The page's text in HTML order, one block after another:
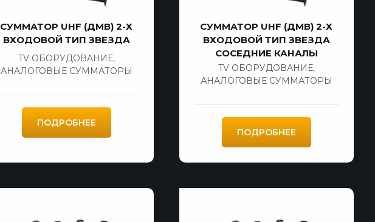
СУММАТОР UHF (ДМВ) 2-Х
ВХОДОВОЙ ТИП ЗВЕЗДА
TV ОБОРУДОВАНИЕ,
АНАЛОГОВЫЕ СУММАТОРЫ
ПОДРОБНЕЕ
СУММАТОР UHF (ДМВ) 2-Х
ВХОДОВОЙ ТИП ЗВЕЗДА
СОСЕДНИЕ КАНАЛЫ
TV ОБОРУДОВАНИЕ,
АНАЛОГОВЫЕ СУММАТОРЫ
ПОДРОБНЕЕ